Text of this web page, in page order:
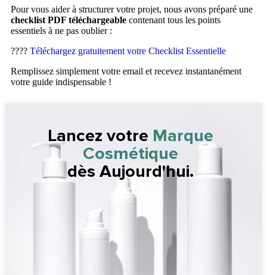
Pour vous aider à structurer votre projet, nous avons préparé une
checklist PDF téléchargeable contenant tous les points
essentiels à ne pas oublier :
???? Téléchargez gratuitement votre Checklist Essentielle
Remplissez simplement votre email et recevez instantanément
votre guide indispensable !
Lancez votre Marque
Cosmétique
dès Aujourd'hui.